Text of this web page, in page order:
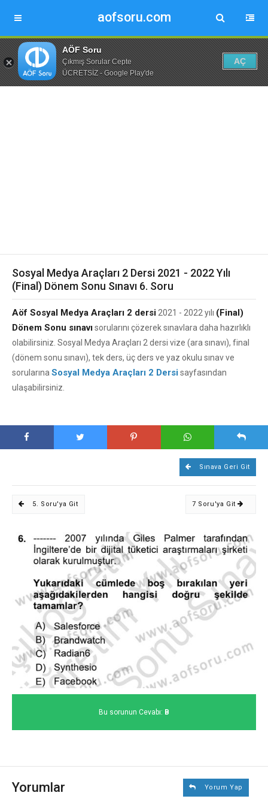
aofsoru.com
AÖF Soru
Çıkmış Sorular Cepte
ÜCRETSİZ - Google Play'de
AÇ
Sosyal Medya Araçları 2 Dersi 2021 - 2022 Yılı
(Final) Dönem Sonu Sınavı 6. Soru
Aöf Sosyal Medya Araçları 2 dersi 2021 - 2022 yılı (Final)
Dönem Sonu sınavısorularını çözerek sınavlara daha hazırlıklı
olabilirsiniz. Sosyal Medya Araçları 2 dersi vize (ara sınavı), final
(dönem sonu sınavı), tek ders, üç ders ve yaz okulu sınav ve
sorularına Sosyal Medya Araçları 2 Dersisayfasından
ulaşabilirsiniz.
Sınava Geri Git
5. Soru'ya Git 7 Soru'ya Git
Bu sorunun Cevabı: B
Yorumlar Yorum Yap